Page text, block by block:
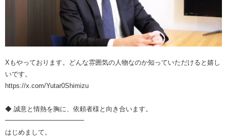
Xもやっております。どんな雰囲気の人物なのか知っていただけると嬉し
いです。
https://x.com/Yutar0Shimizu
◆ 誠意と情熱を胸に、依頼者様と向き合います。
━━━━━━━━━━━━
はじめまして。